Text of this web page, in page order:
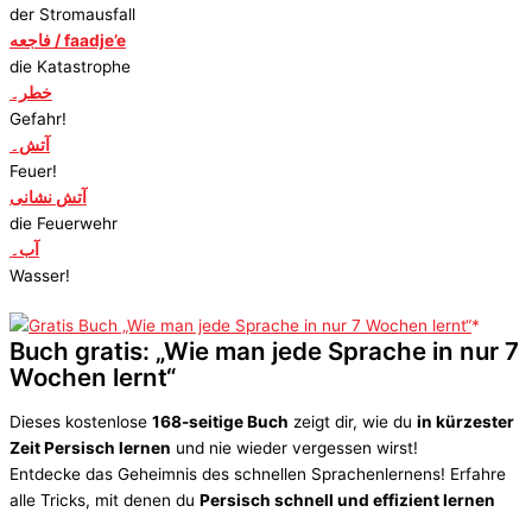
der Stromausfall
فاجعه / faadje’e
die Katastrophe
خطر۔
Gefahr!
آتش۔
Feuer!
آتش نشانی
die Feuerwehr
آب۔
Wasser!
Buch gratis: „Wie man jede Sprache in nur 7
Wochen lernt“
Dieses kostenlose 168-seitige Buch zeigt dir, wie du in kürzester
Zeit Persisch lernen und nie wieder vergessen wirst!
Entdecke das Geheimnis des schnellen Sprachenlernens! Erfahre
alle Tricks, mit denen du Persisch schnell und effizient lernen